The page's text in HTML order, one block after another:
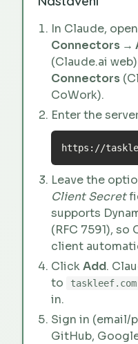
In Claude, open
Connectors →
(Claude.ai
Connectors
CoWork).
Enter the
https://
Leave the
Client Secret
supports
(RFC 7591), so
client
ClickAdd.
to
taskleef.com
in.
Sign in (email/
GitHub,